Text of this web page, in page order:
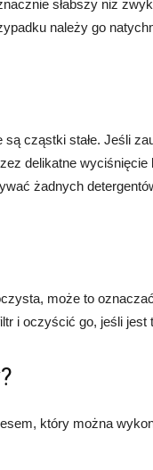
słabszy niż
należy go
cząstki stałe. Jeśli
delikatne wyciśnięcie
żadnych
może to
i oczyścić go, jeśli jest
który można